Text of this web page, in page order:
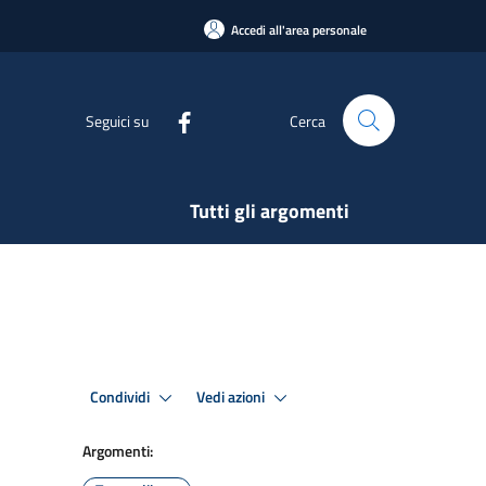
Accedi all'area personale
Seguici su Cerca
Tutti gli argomenti
Condividi Vedi azioni
Argomenti: